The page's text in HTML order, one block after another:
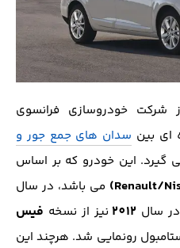
خودروسازی فرانسوی
ای بین سدان های جمع جور و
گیرد. این خودرو که بر اساس
می باشد، در سال
سال 2012 نیز از نسخه فیس
رونمایی شد. هرچند این